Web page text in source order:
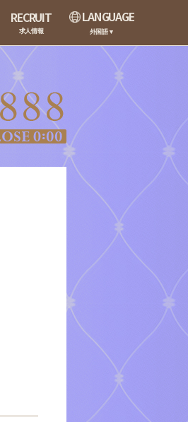
RECRUIT
求人情報
LANGUAGE
外国語▼